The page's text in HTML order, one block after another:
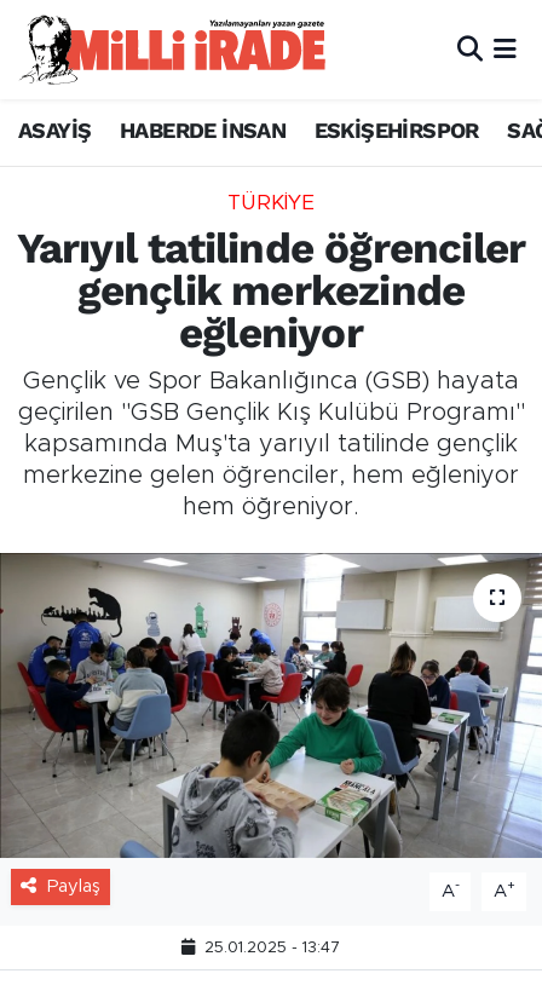
ASAYİŞ HABERDE İNSAN ESKİŞEHİRSPOR
TÜRKİYE
Yarıyıl tatilinde öğrenciler
gençlik merkezinde
eğleniyor
Gençlik ve Spor Bakanlığınca (GSB) hayata
geçirilen "GSB Gençlik Kış Kulübü Programı"
kapsamında Muş'ta yarıyıl tatilinde gençlik
merkezine gelen öğrenciler, hem eğleniyor
hem öğreniyor.
Paylaş A- A+
25.01.2025 - 13:47